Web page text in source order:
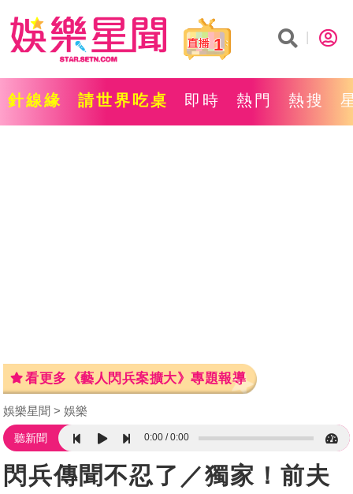
1
針線緣 請世界吃桌 即時 熱門 熱搜
看更多《藝人閃兵案擴大》專題報導
娛樂星聞 娛樂
聽新聞 0:00 0:00
閃兵傳聞不忍了／獨家！前夫